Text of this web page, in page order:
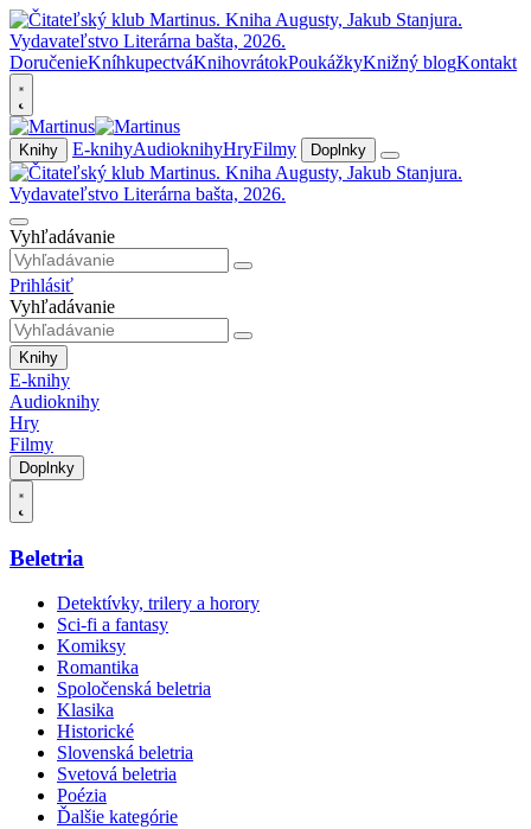
DoručenieKníhkupectváKnihovrátokPoukážkyKnižný blogKontakt
Knihy E-knihyAudioknihyHryFilmy Doplnky
Vyhľadávanie
Prihlásiť
Vyhľadávanie
Knihy
E-knihy
Audioknihy
Hry
Filmy
Doplnky
Beletria
Detektívky, trilery a horory
Sci-fi a fantasy
Komiksy
Romantika
Spoločenská beletria
Klasika
Historické
Slovenská beletria
Svetová beletria
Poézia
Ďalšie kategórie